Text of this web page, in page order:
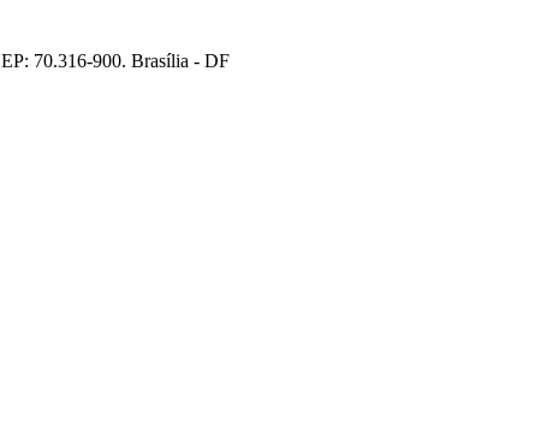
70.316-900. Brasília - DF